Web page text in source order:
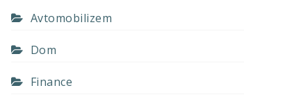
Avtomobilizem
Dom
Finance